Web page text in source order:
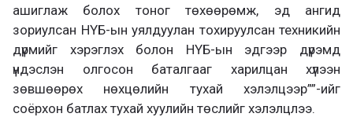
ашиглаж болох тоног төхөөрөмж, эд ангид
зориулсан НҮБ-ын уялдуулан тохируулсан техникийн
дүрмийг хэрэглэх болон НҮБ-ын эдгээр дүрэмд
үндэслэн олгосон баталгааг харилцан хүлээн
зөвшөөрөх нөхцөлийн тухай хэлэлцээр””-ийг
соёрхон батлах тухай хуулийн төслийг хэлэлцлээ.